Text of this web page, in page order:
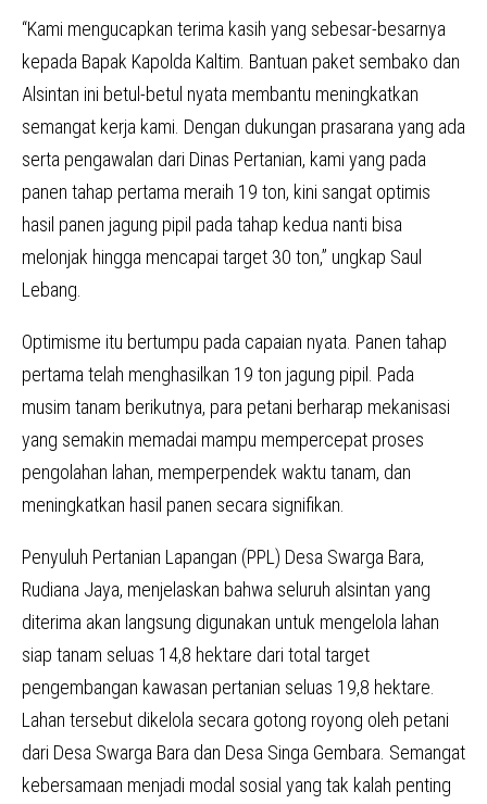
“Kami mengucapkan terima kasih yang sebesar-besarnya
kepada Bapak Kapolda Kaltim. Bantuan paket sembako dan
Alsintan ini betul-betul nyata membantu meningkatkan
semangat kerja kami. Dengan dukungan prasarana yang ada
serta pengawalan dari Dinas Pertanian, kami yang pada
panen tahap pertama meraih 19 ton, kini sangat optimis
hasil panen jagung pipil pada tahap kedua nanti bisa
melonjak hingga mencapai target 30 ton,” ungkap Saul
Lebang.
Optimisme itu bertumpu pada capaian nyata. Panen tahap
pertama telah menghasilkan 19 ton jagung pipil. Pada
musim tanam berikutnya, para petani berharap mekanisasi
yang semakin memadai mampu mempercepat proses
pengolahan lahan, memperpendek waktu tanam, dan
meningkatkan hasil panen secara signifikan.
Penyuluh Pertanian Lapangan (PPL) Desa Swarga Bara,
Rudiana Jaya, menjelaskan bahwa seluruh alsintan yang
diterima akan langsung digunakan untuk mengelola lahan
siap tanam seluas 14,8 hektare dari total target
pengembangan kawasan pertanian seluas 19,8 hektare.
Lahan tersebut dikelola secara gotong royong oleh petani
dari Desa Swarga Bara dan Desa Singa Gembara. Semangat
kebersamaan menjadi modal sosial yang tak kalah penting